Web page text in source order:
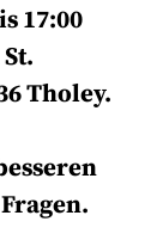
17:00
Tholey.